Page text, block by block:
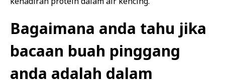
Bagaimana anda tahu jika
bacaan buah pinggang
anda adalah dalam